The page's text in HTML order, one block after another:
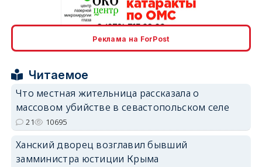
Реклама на ForPost
Читаемое
Что местная жительница рассказала о
массовом убийстве в севастопольском селе
21 10695
Ханский дворец возглавил бывший
замминистра юстиции Крыма